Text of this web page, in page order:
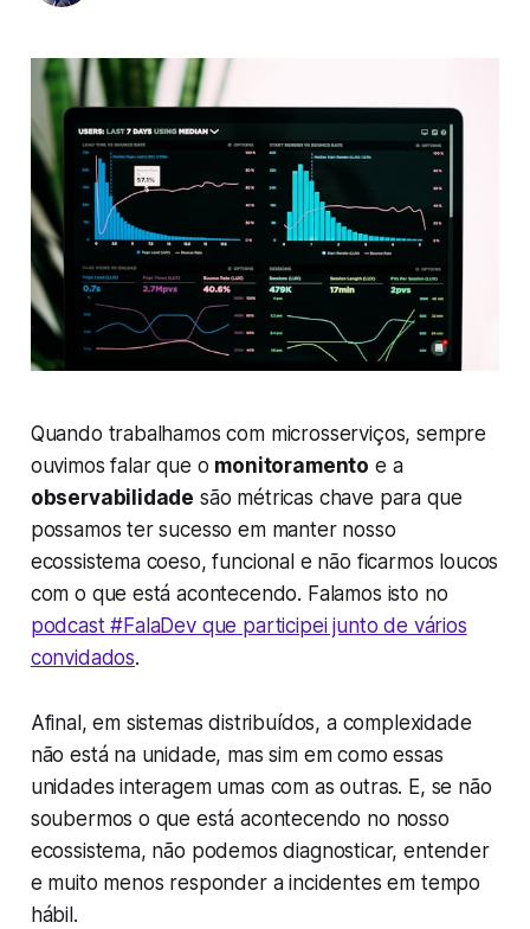
Quando trabalhamos com microsserviços, sempre
ouvimos falar que o monitoramento e a
observabilidade são métricas chave para que
possamos ter sucesso em manter nosso
ecossistema coeso, funcional e não ficarmos loucos
com o que está acontecendo. Falamos isto no
podcast #FalaDev que participei junto de vários
convidados.
Afinal, em sistemas distribuídos, a complexidade
não está na unidade, mas sim em como essas
unidades interagem umas com as outras. E, se não
soubermos o que está acontecendo no nosso
ecossistema, não podemos diagnosticar, entender
e muito menos responder a incidentes em tempo
hábil.